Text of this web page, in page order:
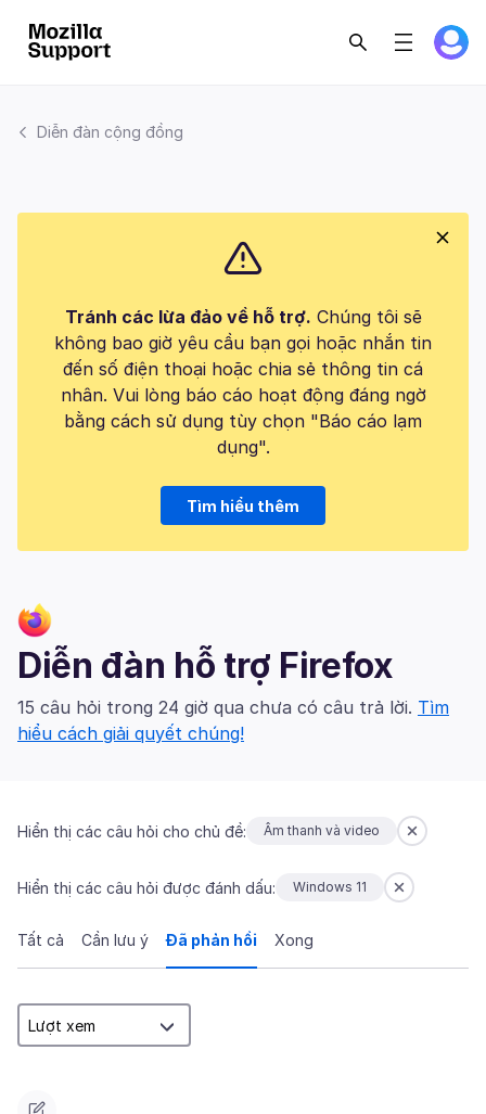
Diễn đàn cộng đồng
Tránh các lừa đảo về hỗ trợ. Chúng tôi sẽ
không bao giờ yêu cầu bạn gọi hoặc nhắn tin
đến số điện thoại hoặc chia sẻ thông tin cá
nhân. Vui lòng báo cáo hoạt động đáng ngờ
bằng cách sử dụng tùy chọn "Báo cáo lạm
dụng".
Tìm hiểu thêm
Diễn đàn hỗ trợ Firefox
15 câu hỏi trong 24 giờ qua chưa có câu trả lời. Tìm
hiểu cách giải quyết chúng!
Hiển thị các câu hỏi cho chủ đề: Âm thanh và video
Hiển thị các câu hỏi được đánh dấu: Windows 11
Tất cả Cần lưu ý Đã phản hồi Xong